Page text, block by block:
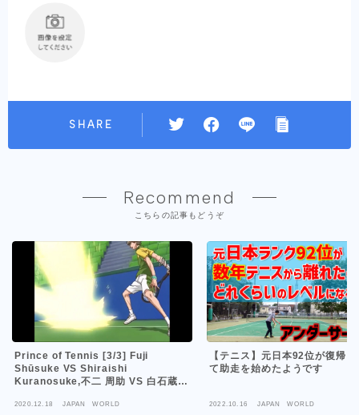
SHARE
Recommend
こちらの記事もどうぞ
Prince of Tennis [3/3] Fuji
Shūsuke VS Shiraishi
Kuranosuke,不二 周助 VS 白石蔵ノ
Ōjisama
2020.12.18 JAPAN WORLD
【テニス】元日本92位が復帰に
て助走を始めたようです
2022.10.16 JAPAN WORLD